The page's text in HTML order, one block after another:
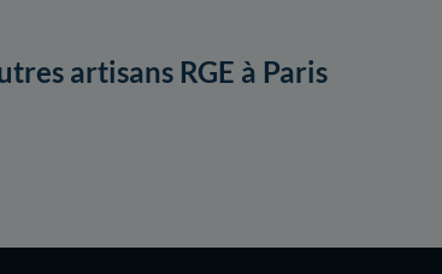
artisans RGE à Paris